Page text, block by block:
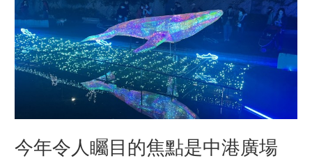
今年令人矚目的焦點是中港廣場